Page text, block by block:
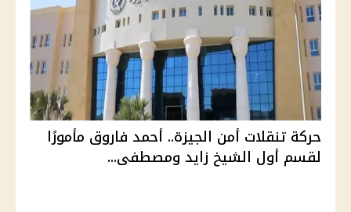
حركة تنقلات أمن الجيزة.. أحمد فاروق مأمورًا
لقسم أول الشيخ زايد ومصطفى...